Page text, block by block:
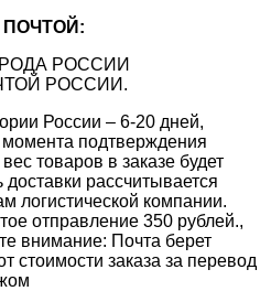
РОССИИ
РОССИИ.
России – 6-20 дней,
подтверждения
товаров в заказе будет
рассчитывается
логистической компании.
отправление 350 рублей.,
внимание: Почта берет
стоимости заказа за перевод